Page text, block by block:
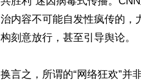
治内容不可能自发性疯传的，
构刻意放行，甚至引导舆论。
换言之，所谓的“网络狂欢”并